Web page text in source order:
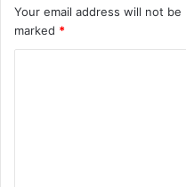
Your email address will not be
marked *